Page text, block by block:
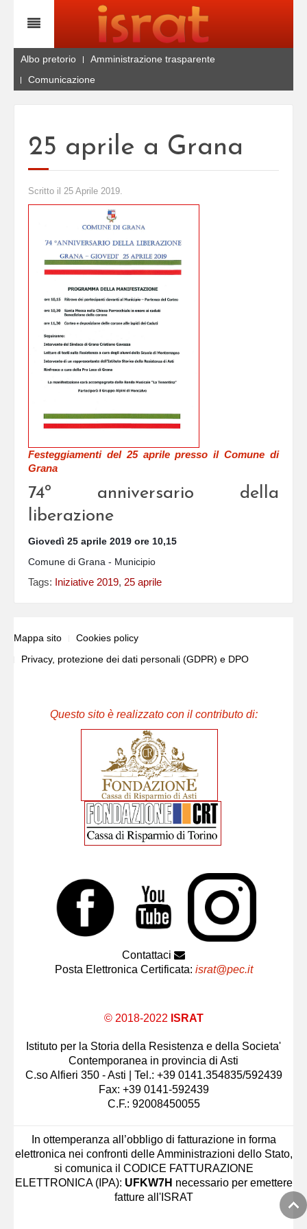
Albo pretorio
Amministrazione trasparente
Comunicazione
25 aprile a Grana
Scritto il 25 Aprile 2019.
Festeggiamenti del 25 aprile presso il Comune di
Grana
74º anniversario della
liberazione
Giovedì 25 aprile 2019 ore 10,15
Comune di Grana - Municipio
Tags: Iniziative 2019, 25 aprile
Mappa sito
Cookies policy
Privacy, protezione dei dati personali (GDPR) e DPO
Questo sito è realizzato con il contributo di:
Contattaci
Posta Elettronica Certificata: israt@pec.it
© 2018-2022 ISRAT
Istituto per la Storia della Resistenza e della Societa'
Contemporanea in provincia di Asti
C.so Alfieri 350 - Asti | Tel.: +39 0141.354835/592439
Fax: +39 0141-592439
C.F.: 92008450055
In ottemperanza all’obbligo di fatturazione in forma
elettronica nei confronti delle Amministrazioni dello Stato,
si comunica il CODICE FATTURAZIONE
ELETTRONICA (IPA): UFKW7H necessario per emettere
fatture all'ISRAT